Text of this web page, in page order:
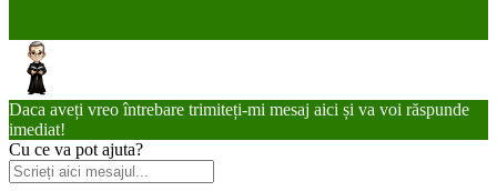
Daca aveți vreo întrebare trimiteți-mi mesaj aici și va voi răspunde
imediat!
Cu ce va pot ajuta?